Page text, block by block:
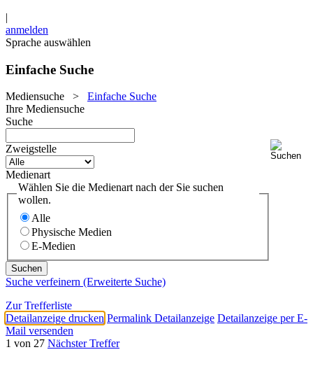
|
anmelden
Sprache auswählen
Einfache Suche
Mediensuche > Einfache Suche
Ihre Mediensuche
Suche
Zweigstelle
Medienart
Wählen Sie die Medienart nach der Sie suchen
wollen.
Alle
Physische Medien
E-Medien
Suche verfeinern (Erweiterte Suche)
Zur Trefferliste
Detailanzeige drucken Permalink Detailanzeige Detailanzeige per E-
Mail versenden
1 von 27 Nächster Treffer